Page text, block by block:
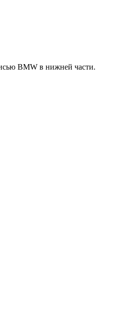
BMW в нижней части.